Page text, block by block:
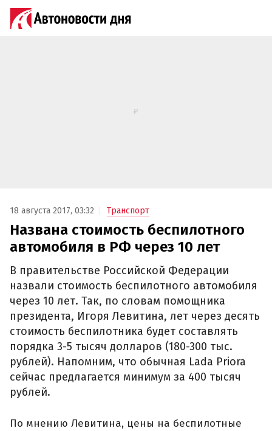
18 августа 2017, 03:32 Транспорт
Названа стоимость беспилотного
автомобиля в РФ через 10 лет
В правительстве Российской Федерации
назвали стоимость беспилотного автомобиля
через 10 лет. Так, по словам помощника
президента, Игоря Левитина, лет через десять
стоимость беспилотника будет составлять
порядка 3-5 тысяч долларов (180-300 тыс.
рублей). Напомним, что обычная Lada Priora
сейчас предлагается минимум за 400 тысяч
рублей.
По мнению Левитина, цены на беспилотные